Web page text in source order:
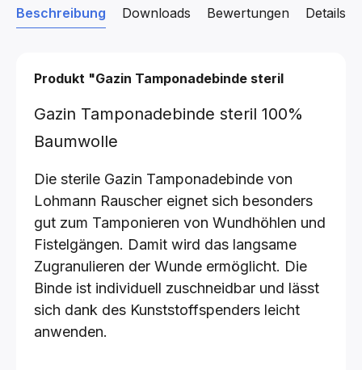
Beschreibung Downloads Details
Bewertungen
Produkt "Gazin Tamponadebinde steril
Gazin Tamponadebinde steril 100%
Baumwolle
Die sterile Gazin Tamponadebinde von
Lohmann Rauscher eignet sich besonders
gut zum Tamponieren von Wundhöhlen und
Fistelgängen. Damit wird das langsame
Zugranulieren der Wunde ermöglicht. Die
Binde ist individuell zuschneidbar und lässt
sich dank des Kunststoffspenders leicht
anwenden.